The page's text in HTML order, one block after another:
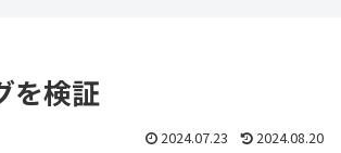
を検証
2024.07.23 2024.08.20